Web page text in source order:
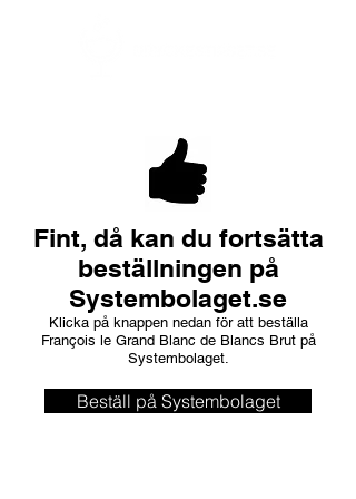
Fint, då kan du fortsätta
beställningen på
Systembolaget.se
Klicka på knappen nedan för att beställa
François le Grand Blanc de Blancs Brut på
Systembolaget.
Beställ på Systembolaget